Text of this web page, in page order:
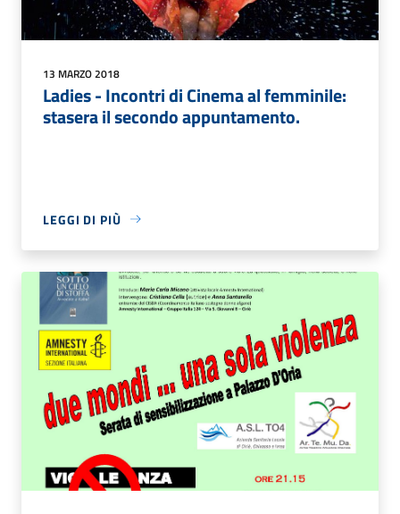
13 MARZO 2018
Ladies - Incontri di Cinema al femminile:
stasera il secondo appuntamento.
LEGGI DI PIÙ